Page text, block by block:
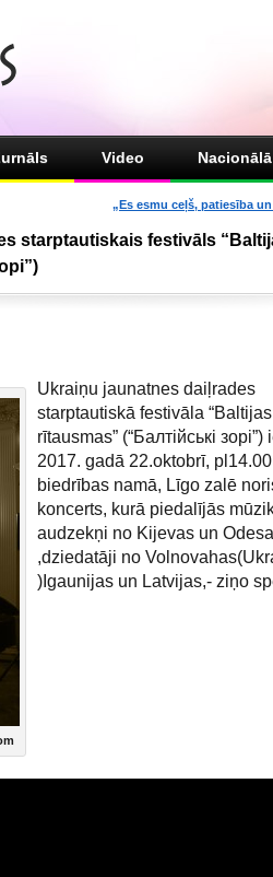
Video
„Es esmu ceļš, patiesība
starptautiskais festivāls
Ukraiņu jaunatnes daiļrades
starptautiskā festivāla “Baltijas
rītausmas” (“Балтійські
2017. gadā 22.oktobrī,
biedrības namā, Līgo zalē
koncerts, kurā piedalījās
audzekņi no Kijevas un
,dziedatāji no
)Igaunijas un Latvijas,- ziņo